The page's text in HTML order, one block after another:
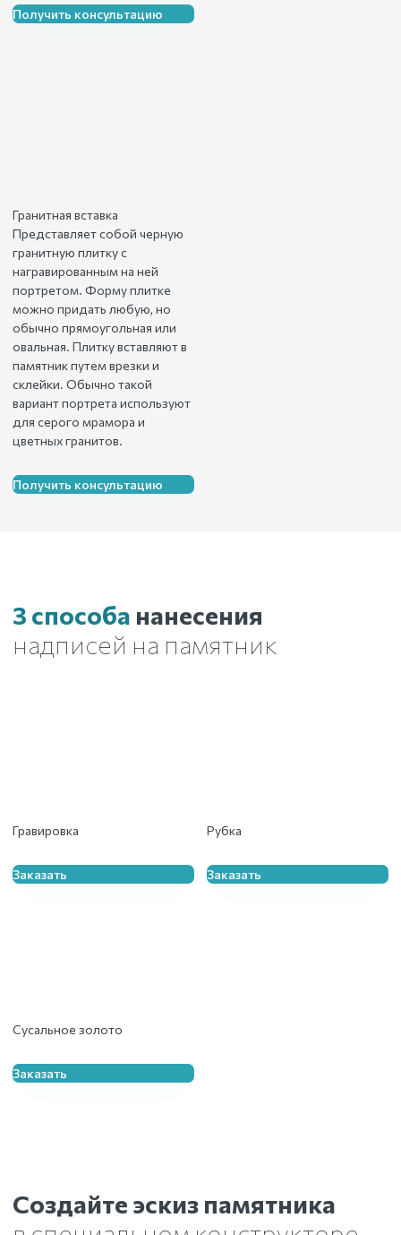
Получить консультацию
Гранитная вставка
Представляет собой черную
гранитную плитку с
награвированным на ней
портретом. Форму плитке
можно придать любую, но
обычно прямоугольная или
овальная. Плитку вставляют в
памятник путем врезки и
склейки. Обычно такой
вариант портрета используют
для серого мрамора и
цветных гранитов.
Получить консультацию
3 способа нанесения
надписей на памятник
Гравировка
Заказать
Рубка
Заказать
Сусальное золото
Заказать
Создайте эскиз памятника